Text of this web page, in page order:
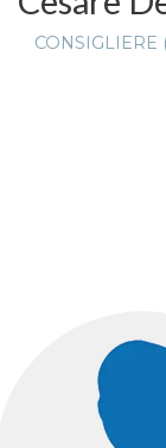
CONSIGLIERE